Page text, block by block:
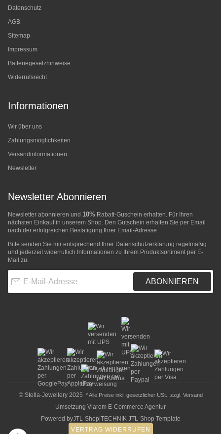
Datenschutz
AGB
Sitemap
Impressum
Batteriegesetzhinweise
Widerrufsrecht
Informationen
Wir über uns
Zahlungsmöglichkeiten
Versandinformationen
Newsletter
Newsletter Abonnieren
Newsletter abonnieren und 10% Rabatt-Guschein erhalten. Für Ihren
nächsten Einkauf in unserem Shop. Den Gutschein erhalten Sie per Email
nach der erfolgreichen Bestätigung Ihrer Email-Adresse.
Bitte senden Sie mir entsprechend Ihrer Datenschutzerklärung regelmäßig
und jederzeit widerruflich Informationen zu Ihrem Produktsortiment per E-
Mail zu.
ABONNIEREN
© Stella-Jewellery 2025 * Alle Preise inkl. gesetzlicher USt., zzgl. Versand
Umsetzung Vlarom E-Commerce Agentur
Powered byJTL-Shop TECHNIK JTL-Shop Template
VERTRAG WIDERRUFEN